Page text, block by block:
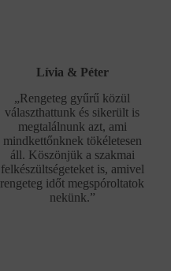
Lívia & Péter
„Rengeteg gyűrű közül
választhattunk és sikerült is
megtalálnunk azt, ami
mindkettőnknek tökéletesen
áll. Köszönjük a szakmai
felkészültségeteket is, amivel
rengeteg időt megspóroltatok
nekünk.”